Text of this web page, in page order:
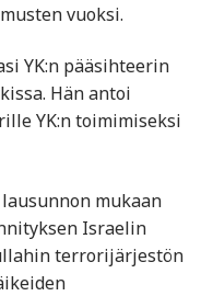
vuoksi.
YK:n pääsihteerin
Hän antoi
YK:n toimimiseksi
mukaan
Israelin
terrorijärjestön